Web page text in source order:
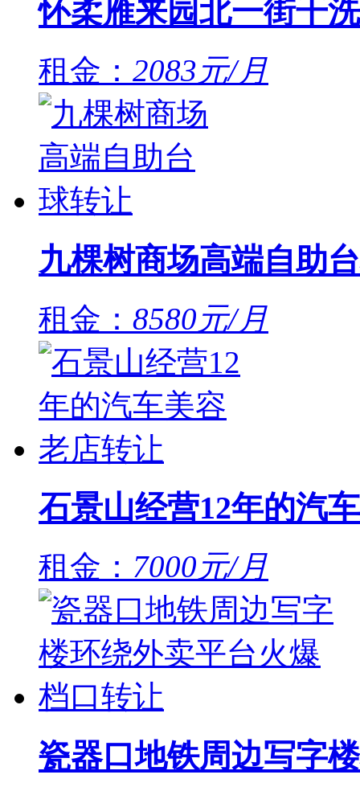
怀柔雁来园北一街干
租金： 2083元/月
九棵树商场高端自助
租金： 8580元/月
石景山经营12年的汽
租金： 7000元/月
瓷器口地铁周边写字